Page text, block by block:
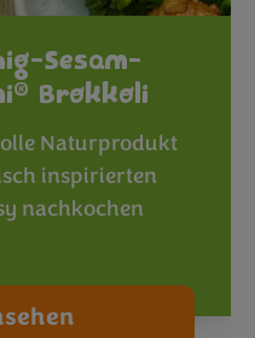
Sesam-
® Brokkoli
Naturprodukt
inspirierten
nachkochen